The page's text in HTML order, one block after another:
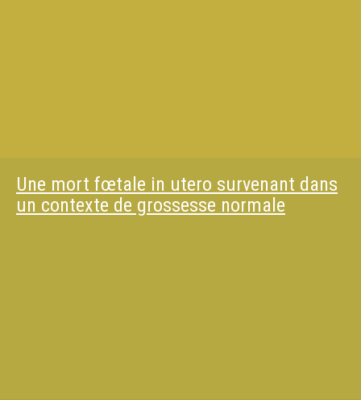
Une mort fœtale in utero survenant dans
un contexte de grossesse normale